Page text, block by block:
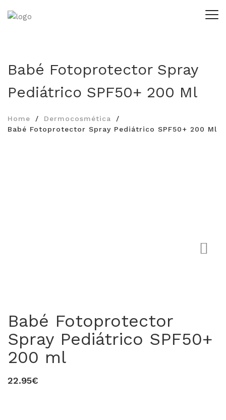
Babé Fotoprotector Spray
Pediátrico SPF50+ 200 Ml
Home
Dermocosmética
Babé Fotoprotector Spray Pediátrico SPF50+ 200 Ml
Babé Fotoprotector
Spray Pediátrico SPF50+
200 ml
22.95€